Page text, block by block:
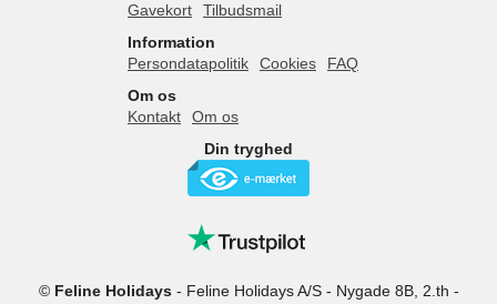
Gavekort
Tilbudsmail
Information
Persondatapolitik
Cookies
FAQ
Om os
Kontakt
Om os
Din tryghed
© Feline Holidays- Feline Holidays A/S- Nygade 8B, 2.th -